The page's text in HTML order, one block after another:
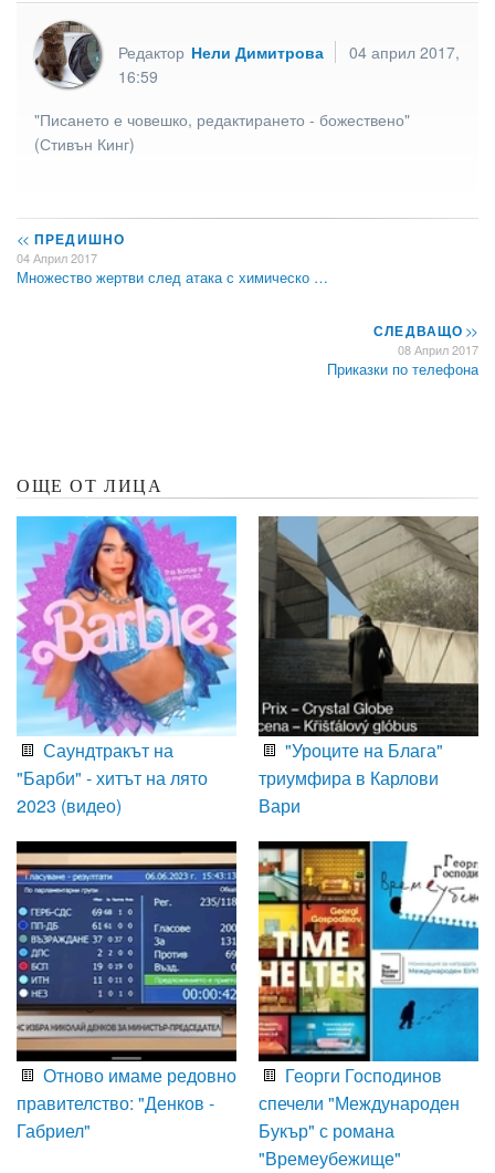
Редактор Нели Димитрова
04 април 2017,
16:59
"Писането е човешко, редактирането - божествено"
(Стивън Кинг)
<< ПРЕДИШНО
04 Април 2017
Множество жертви след атака с химическо …
СЛЕДВАЩО>>
08 Април 2017
Приказки по телефона
ОЩЕ ОТ ЛИЦА
Саундтракът на
"Барби" - хитът на лято
2023 (видео)
"Уроците на Блага"
триумфира в Карлови
Вари
Отново имаме редовно
правителство: "Денков -
Габриел"
Георги Господинов
спечели "Международен
Букър" с романа
"Времеубежище"